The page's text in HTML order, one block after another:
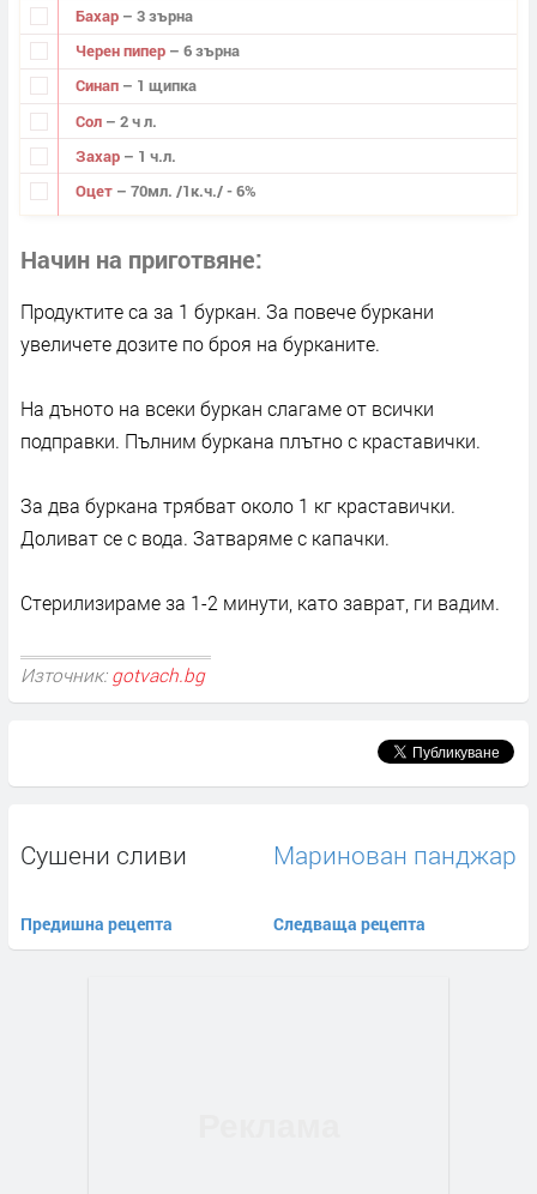
Бахар – 3 зърна
Черен пипер – 6 зърна
Синап – 1 щипка
Сол – 2 ч л.
Захар – 1 ч.л.
Оцет – 70мл. /1к.ч./ - 6%
Начин на приготвяне
Продуктите са за 1 буркан. За повече буркани
увеличете дозите по броя на бурканите.
На дъното на всеки буркан слагаме от всички
подправки. Пълним буркана плътно с краставички.
За два буркана трябват около 1 кг краставички.
Доливат се с вода. Затваряме с капачки.
Стерилизираме за 1-2 минути, като заврат, ги вадим.
Източник: gotvach.bg
Сушени сливи
Предишна рецепта
Маринован панджар
Следваща рецепта